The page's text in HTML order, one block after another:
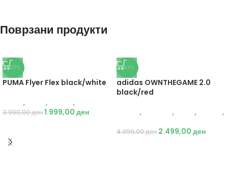
Поврзани продукти
-50%
PUMA Flyer Flex black/white
, , ,
3.990,00ден1.999,00 ден
-43%
adidas OWNTHEGAME 2.0
black/red
, , ,
,
4.399,00ден 2.499,00 ден